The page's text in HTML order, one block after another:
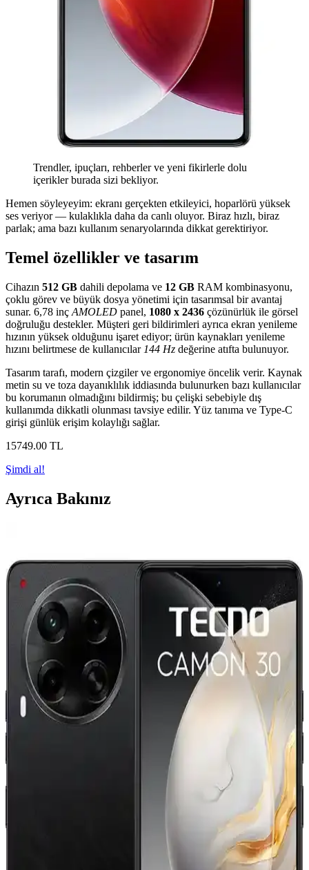
Trendler, ipuçları, rehberler ve yeni fikirlerle dolu
içerikler burada sizi bekliyor.
Hemen söyleyeyim: ekranı gerçekten etkileyici, hoparlörü yüksek
ses veriyor — kulaklıkla daha da canlı oluyor. Biraz hızlı, biraz
parlak; ama bazı kullanım senaryolarında dikkat gerektiriyor.
Temel özellikler ve tasarım
Cihazın 512 GB dahili depolama ve 12 GB RAM kombinasyonu,
çoklu görev ve büyük dosya yönetimi için tasarımsal bir avantaj
sunar. 6,78 inç AMOLED panel, 1080 x 2436 çözünürlük ile görsel
doğruluğu destekler. Müşteri geri bildirimleri ayrıca ekran yenileme
hızının yüksek olduğunu işaret ediyor; ürün kaynakları yenileme
hızını belirtmese de kullanıcılar 144 Hz değerine atıfta bulunuyor.
Tasarım tarafı, modern çizgiler ve ergonomiye öncelik verir. Kaynak
metin su ve toza dayanıklılık iddiasında bulunurken bazı kullanıcılar
bu korumanın olmadığını bildirmiş; bu çelişki sebebiyle dış
kullanımda dikkatli olunması tavsiye edilir. Yüz tanıma ve Type-C
girişi günlük erişim kolaylığı sağlar.
15749.00 TL
Şimdi al!
Ayrıca Bakınız
ve Yüksek Performanslı Akıllı Telefon
Tecno Phantom V Fold 2 5G, katlanabilir ekranı, yüksek
performansı ve gelişmiş özellikleriyle öne çıkan modern akıllı
telefon. Dayanıklı tasarımı ve çok yönlü kullanımıyla kullanıcıların
ilgisini çekiyor.
Tecno Camon 20 ve Spark 20 Pro Karşılaştırması:
Özellikler ve Kullanıcı Yorumları
Tecno'nun iki akıllı telefonu, Camon 20 ve Spark 20 Pro'nun detaylı
özellikleri ve kullanıcı yorumlarıyla karşılaştırması, performans,
kamera ve batarya açısından önemli bilgiler içeriyor.
TECNO Camon 30 5G: Güçlü Performans ve Şık
TECNO Camon 30 5G, yüksek performans, 5G hızlı bağlantı, geniş
ekran ve güçlü kamera özellikleriyle öne çıkan şık ve dayanıklı akıllı
Tecno CAMON 40 Akıllı Telefon İncelemesi: Yüksek